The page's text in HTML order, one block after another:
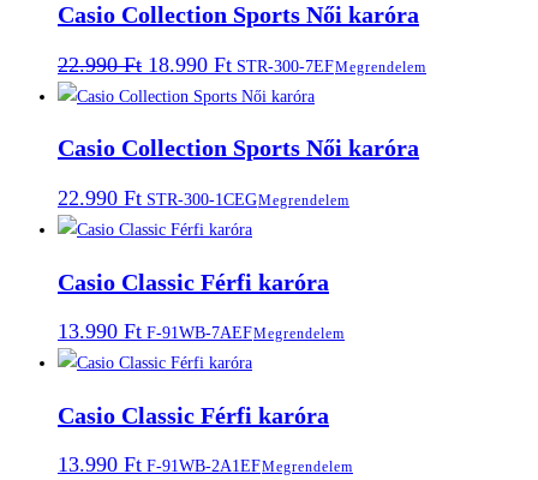
Casio Collection Sports Női karóra
22.990Ft Original
price
was:
18.990 FtCurrent
price
is:
STR-300-7EFMegrendelem
Casio Collection Sports Női karóra
22.990 Ft STR-300-1CEGMegrendelem
Casio Classic Férfi karóra
13.990 Ft F-91WB-7AEFMegrendelem
Casio Classic Férfi karóra
13.990 Ft F-91WB-2A1EFMegrendelem